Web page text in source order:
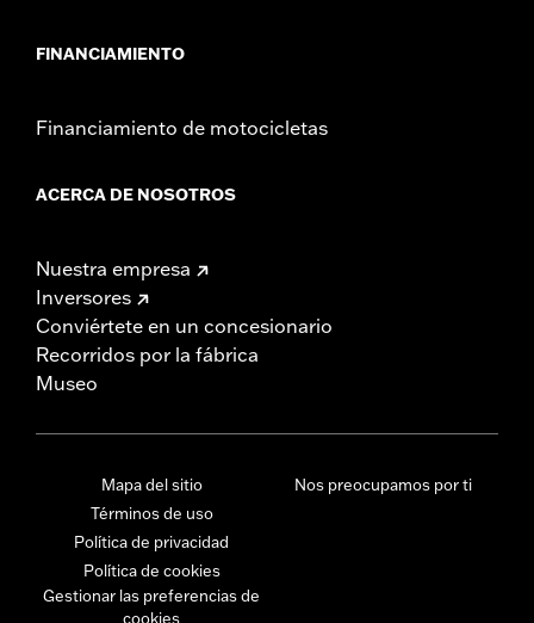
FINANCIAMIENTO
Financiamiento de motocicletas
ACERCA DE NOSOTROS
Nuestra empresa
Inversores
Conviértete en un concesionario
Recorridos por la fábrica
Museo
Mapa del sitio
Términos de uso
Política de privacidad
Política de cookies
Gestionar las preferencias de
cookies
Nos preocupamos por ti